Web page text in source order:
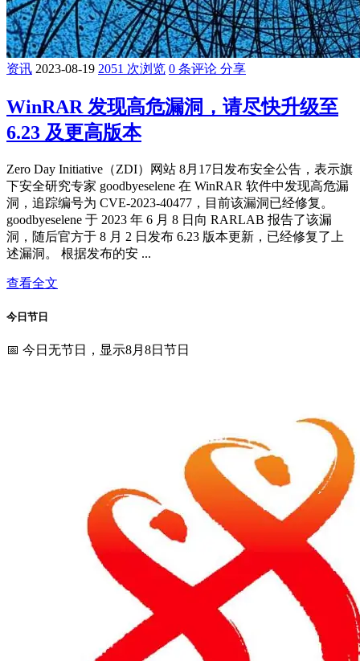
资讯 2023-08-19 2051 次浏览 0 条评论 分享
WinRAR 发现高危漏洞，请尽快升级至
6.23 及更高版本
Zero Day Initiative（ZDI）网站 8月17日发布安全公告，表示旗
下安全研究专家 goodbyeselene 在 WinRAR 软件中发现高危漏
洞，追踪编号为 CVE-2023-40477，目前该漏洞已经修复。
goodbyeselene 于 2023 年 6 月 8 日向 RARLAB 报告了该漏
洞，随后官方于 8 月 2 日发布 6.23 版本更新，已经修复了上
述漏洞。 根据发布的安 ...
查看全文
今日节日
📅 今日无节日，显示8月8日节日